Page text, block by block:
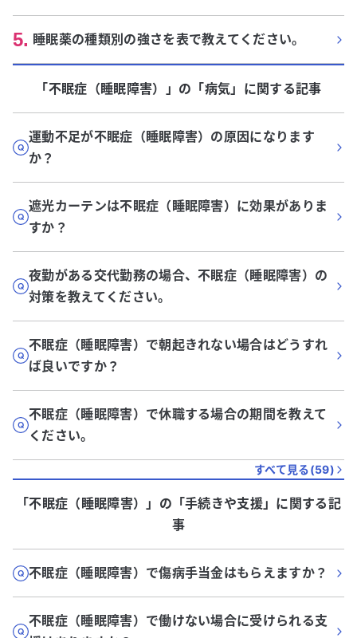
5. 睡眠薬の種類別の強さを表で教えてください。
「不眠症（睡眠障害）」 の「病気」に関する記事
運動不足が不眠症（睡眠障害）の原因になります
か？
遮光カーテンは不眠症（睡眠障害）に効果がありま
すか？
夜勤がある交代勤務の場合、不眠症（睡眠障害）の
対策を教えてください。
不眠症（睡眠障害）で朝起きれない場合はどうすれ
ば良いですか？
不眠症（睡眠障害）で休職する場合の期間を教えて
ください。
すべて見る(59)
「不眠症（睡眠障害）」 の「手続きや支援」に関する記
事
不眠症（睡眠障害）で傷病手当金はもらえますか？
不眠症（睡眠障害）で働けない場合に受けられる支